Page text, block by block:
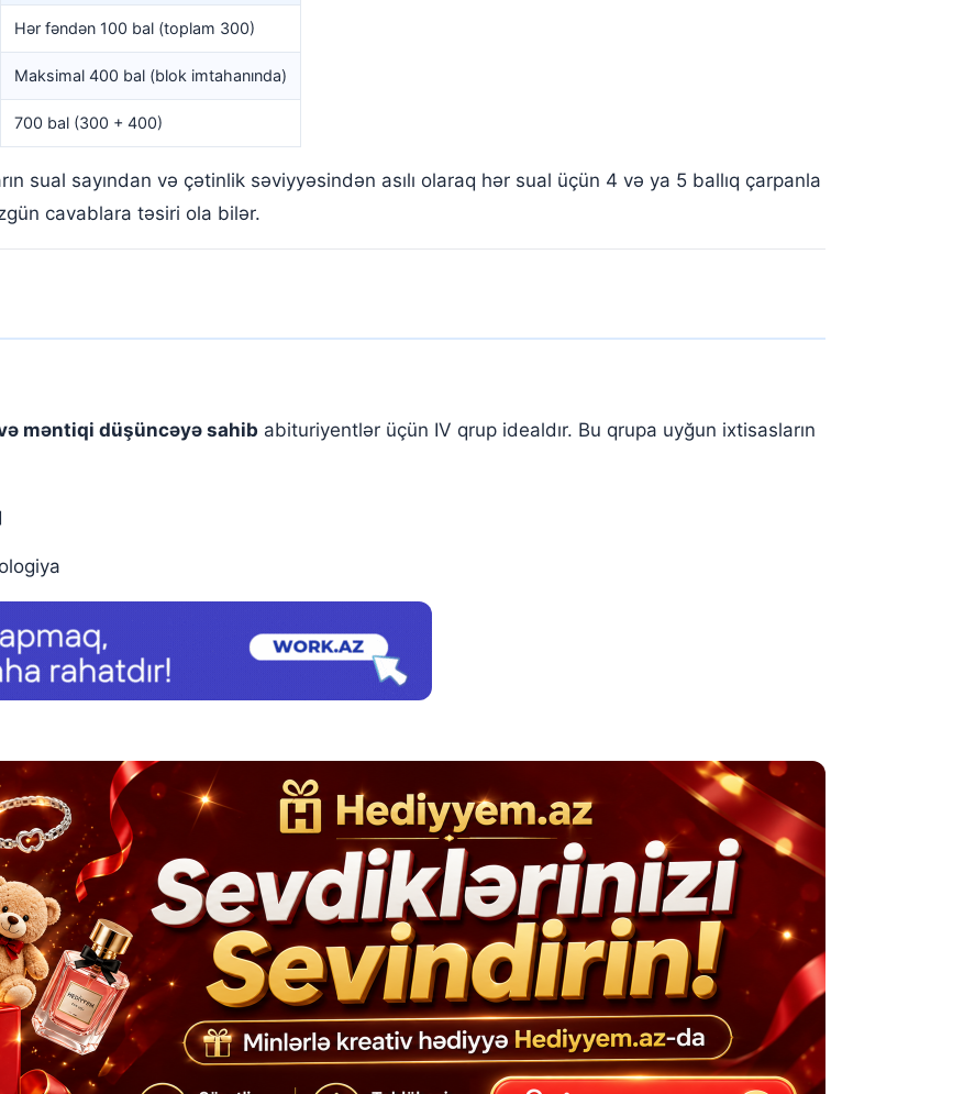
Hər fəndən 100 bal (toplam 300)
Maksimal 400 bal (blok imtahanında)
700 bal (300 + 400)
sual sayından və çətinlik səviyyəsindən asılı olaraq hər sual üçün 4 və ya 5 ballıq çarpanla
cavablara təsiri ola bilər.
məntiqi düşüncəyə sahib abituriyentlər üçün IV qrup idealdır. Bu qrupa uyğun ixtisasların